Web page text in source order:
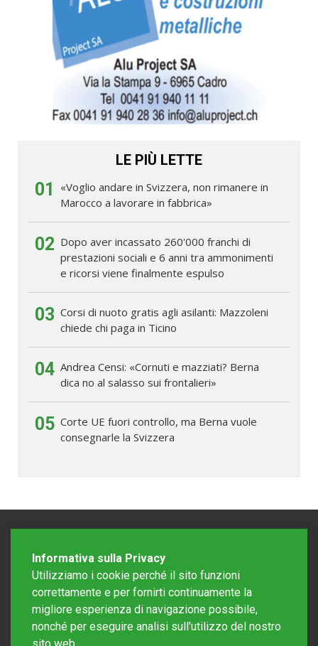
LE PIÙ LETTE
01
«Voglio andare in Svizzera, non rimanere in
Marocco a lavorare in fabbrica»
02 Dopo aver incassato 260'000 franchi di
prestazioni sociali e 6 anni tra ammonimenti
e ricorsi viene finalmente espulso
03 Corsi di nuoto gratis agli asilanti: Mazzoleni
chiede chi paga in Ticino
04 Andrea Censi: «Cornuti e mazziati? Berna
dica no al salasso sui frontalieri»
05 Corte UE fuori controllo, ma Berna vuole
consegnarle la Svizzera
Informativa sulla Privacy
Utilizziamo i cookie perché il sito funzioni
correttamente e per fornirti continuamente la
migliore esperienza di navigazione possibile,
nonché per eseguire analisi sull'utilizzo del nostro